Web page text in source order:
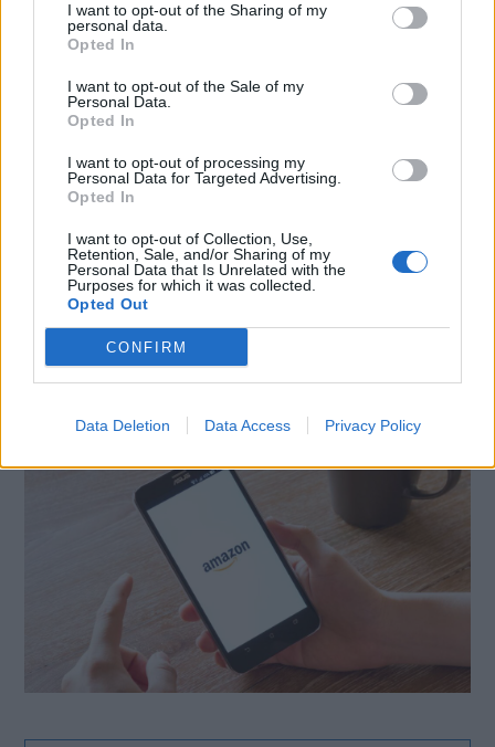
I want to opt-out of the Sharing of my
personal data.
Opted In
I want to opt-out of the Sale of my
Personal Data.
Opted In
I want to opt-out of processing my
Personal Data for Targeted Advertising.
Opted In
I want to opt-out of Collection, Use,
Retention, Sale, and/or Sharing of my
Personal Data that Is Unrelated with the
Purposes for which it was collected.
Opted Out
CONFIRM
Data Deletion Data Access Privacy Policy
E-mail LinkedIn Facebook
WhatsApp Stampa Altro